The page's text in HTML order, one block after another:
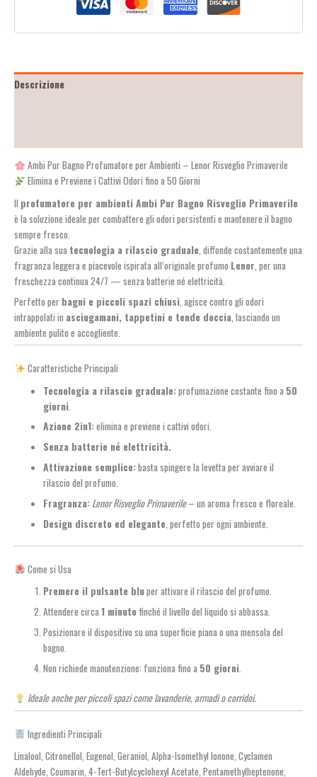
Descrizione
Ambi Pur Bagno Profumatore per Ambienti – Lenor Risveglio Primaverile
Elimina e Previene i Cattivi Odori fino a 50 Giorni
Il profumatore per ambienti Ambi Pur Bagno Risveglio Primaverile
è la soluzione ideale per combattere gli odori persistenti e mantenere il bagno
sempre fresco.
Grazie alla sua tecnologia a rilascio graduale , diffonde costantemente una
fragranza leggera e piacevole ispirata all’originale profumo Lenor , per una
freschezza continua 24/7 — senza batterie né elettricità.
Perfetto per bagni e piccoli spazi chiusi , agisce contro gli odori
intrappolati in asciugamani, tappetini e tende doccia , lasciando un
ambiente pulito e accogliente.
Caratteristiche Principali
Tecnologia a rilascio graduale:profumazione costante fino a 50
giorni
Azione 2in1:elimina e previene i cattivi odori.
Senza batterie né elettricità.
Attivazione semplice:basta spingere la levetta per avviare il
rilascio del profumo.
Fragranza: Lenor Risveglio Primaverile– un aroma fresco e floreale.
Design discreto ed elegante , perfetto per ogni ambiente.
Come si Usa
Premere il pulsante bluper attivare il rilascio del profumo.
Attendere circa1 minutofinché il livello del liquido si abbassa.
Posizionare il dispositivo su una superficie piana o una mensola del
bagno.
Non richiede manutenzione: funziona fino a 50 giorni
Ideale anche per piccoli spazi come lavanderie, armadi o corridoi.
Ingredienti Principali
Linalool, Citronellol, Eugenol, Geraniol, Alpha-Isomethyl Ionone, Cyclamen
Aldehyde, Coumarin, 4-Tert-Butylcyclohexyl Acetate, Pentamethylheptenone,